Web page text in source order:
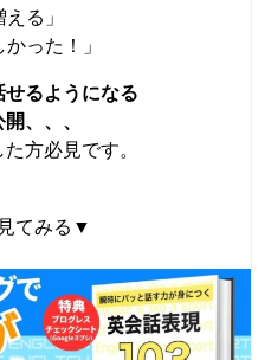
る」
った！」
るようになる
、、、
方必見です。
てみる▼